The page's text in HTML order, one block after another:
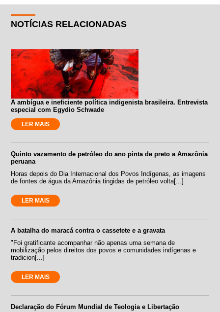
NOTÍCIAS RELACIONADAS
A ambígua e ineficiente política indigenista brasileira. Entrevista
especial com Egydio Schwade
LER MAIS
Quinto vazamento de petróleo do ano pinta de preto a Amazônia
peruana
Horas depois do Dia Internacional dos Povos Indígenas, as imagens
de fontes de água da Amazônia tingidas de petróleo volta[...]
LER MAIS
A batalha do maracá contra o cassetete e a gravata
"Foi gratificante acompanhar não apenas uma semana de
mobilização pelos direitos dos povos e comunidades indígenas e
tradicion[...]
LER MAIS
Declaração do Fórum Mundial de Teologia e Libertação